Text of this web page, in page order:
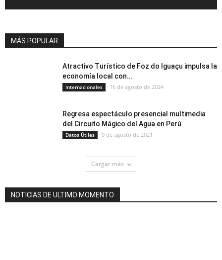
MÁS POPULAR
Atractivo Turístico de Foz do Iguaçu impulsa la
economía local con...
Internacionales 16 de agosto de 2024
Regresa espectáculo presencial multimedia
del Circuito Mágico del Agua en Perú
Datos Útiles 9 de agosto de 2021
Cargar más
NOTICIAS DE ULTIMO MOMENTO